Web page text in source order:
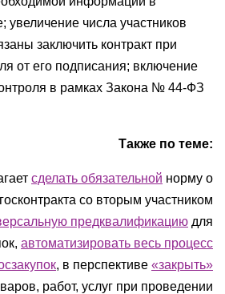
увеличение числа участников
заключить контракт при
от его подписания; включение
в рамках Закона № 44-ФЗ
Также по теме:
сделать обязательной норму о
со вторым участником
предквалификацию для
автоматизировать весь процесс
, в перспективе «закрыть»
работ, услуг при проведении